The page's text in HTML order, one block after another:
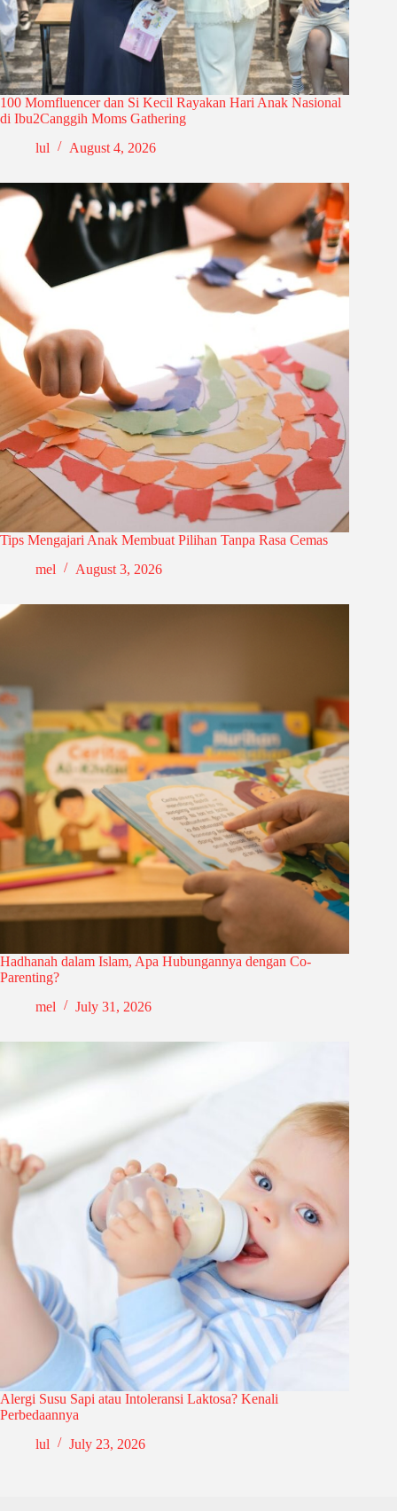
100 Momfluencer dan Si Kecil Rayakan Hari Anak Nasional
di Ibu2Canggih Moms Gathering
lul
August 4, 2026
Tips Mengajari Anak Membuat Pilihan Tanpa Rasa Cemas
mel
August 3, 2026
Hadhanah dalam Islam, Apa Hubungannya dengan Co-
Parenting?
mel
July 31, 2026
Alergi Susu Sapi atau Intoleransi Laktosa? Kenali
Perbedaannya
lul
July 23, 2026